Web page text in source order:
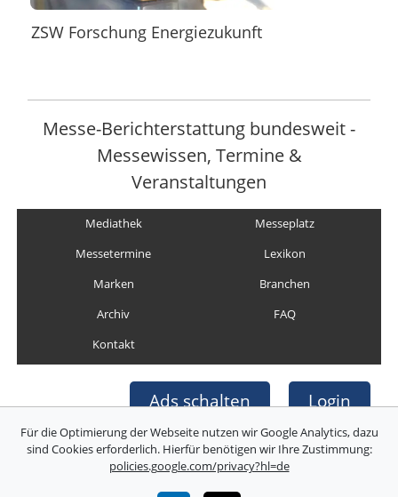
ZSW Forschung Energiezukunft
Messe-Berichterstattung bundesweit -
Messewissen, Termine &
Veranstaltungen
Mediathek
Messeplatz
Messetermine
Lexikon
Marken
Branchen
Archiv
FAQ
Kontakt
Ads schalten Login
Copyright © Deutsche Messefilm & Medien GmbH
Folgen Sie uns:
Für die Optimierung der Webseite nutzen wir Google Analytics, dazu
sind Cookies erforderlich. Hierfür benötigen wir Ihre Zustimmung:
policies.google.com/privacy?hl=de